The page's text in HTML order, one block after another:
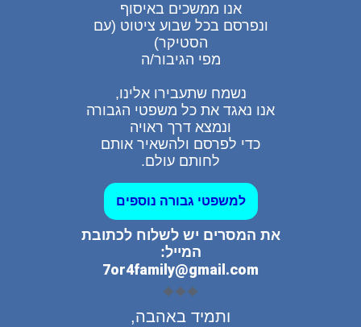
אנו ממשכים באיסוף
ונפרסם בכל שבוע ציטוט (עם
הסטיקר)
מפי הגיבור/ה
נשמח שתעבירו אלינו,
אנו נאגד את כל משפטי הגבורה
ונמצא דרך ראויה
כדי לפרסם ולהשאיר אותם
לחותם עולם.
למשפטי גבורה נוספים
את המסרים יש לשלוח לכתובת
המייל:
7or4family@gmail.com
🔶🔶🔶
ותמיד באהבה,